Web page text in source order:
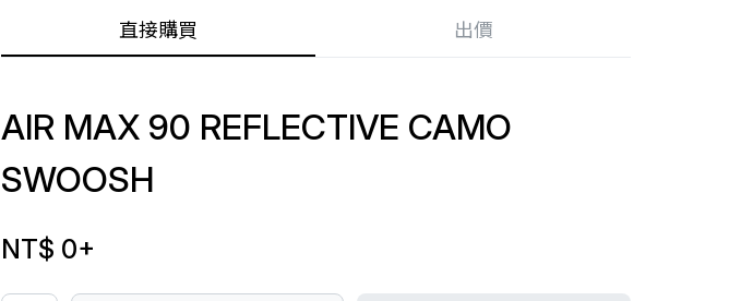
直接購買 出價
AIR MAX 90 REFLECTIVE CAMO
SWOOSH
NT$ 0+